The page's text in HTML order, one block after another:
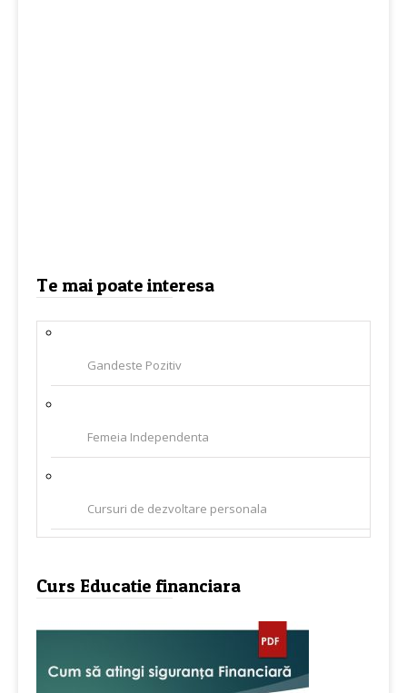
Te mai poate interesa
Gandeste Pozitiv
Femeia Independenta
Cursuri de dezvoltare personala
Curs Educatie financiara